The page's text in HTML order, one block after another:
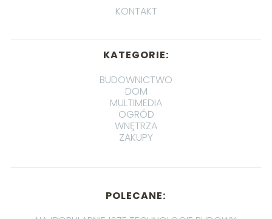
KONTAKT
KATEGORIE:
BUDOWNICTWO
DOM
MULTIMEDIA
OGRÓD
WNĘTRZA
ZAKUPY
POLECANE: